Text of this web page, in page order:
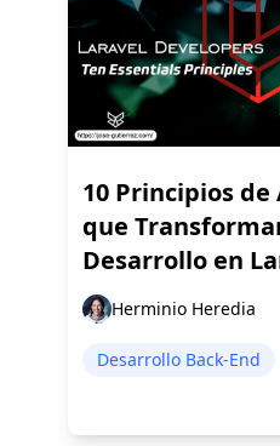
10 Principios
que
Desarrollo en
Herminio Heredia
Desarrollo Back-End